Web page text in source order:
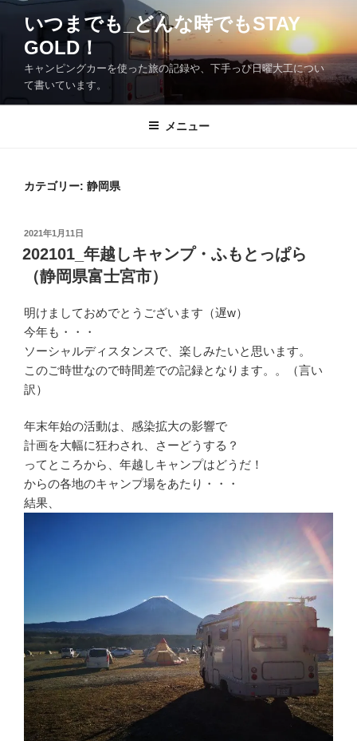
へ
いつまでも_どんな時でもSTAY
GOLD！
キャンピングカーを使った旅の記録や、下手っぴ日曜大工につい
て書いています。
メニュー
カテゴリー: 静岡県
投
稿
日:
2021年1月11日
202101_年越しキャンプ・ふもとっぱら
（静岡県富士宮市）
明けましておめでとうございます（遅w）
今年も・・・
ソーシャルディスタンスで、楽しみたいと思います。
このご時世なので時間差での記録となります。。（言い
訳）
年末年始の活動は、感染拡大の影響で
計画を大幅に狂わされ、さーどうする？
ってところから、年越しキャンプはどうだ！
からの各地のキャンプ場をあたり・・・
結果、